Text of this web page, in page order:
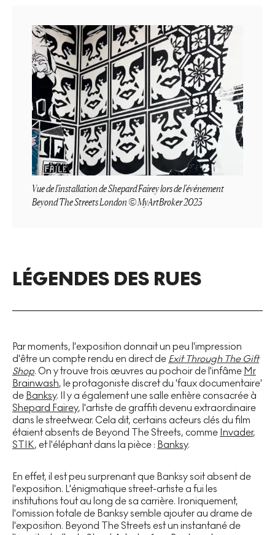
Vue de l'installation de Shepard Fairey lors de l'événement
Beyond The Streets London © MyArtBroker 2023
LÉGENDES DES RUES
Par moments, l'exposition donnait un peu l'impression
d'être un compte rendu en direct de Exit Through The Gift
Shop. On y trouve trois œuvres au pochoir de l'infâme Mr
Brainwash, le protagoniste discret du 'faux documentaire'
de Banksy. Il y a également une salle entière consacrée à
Shepard Fairey, l'artiste de graffiti devenu extraordinaire
dans le streetwear. Cela dit, certains acteurs clés du film
étaient absents de Beyond The Streets, comme Invader,
STIK, et l'éléphant dans la pièce : Banksy.
En effet, il est peu surprenant que Banksy soit absent de
l'exposition. L'énigmatique street-artiste a fui les
institutions tout au long de sa carrière. Ironiquement,
l'omission totale de Banksy semble ajouter au drame de
l'exposition. Beyond The Streets est un instantané de